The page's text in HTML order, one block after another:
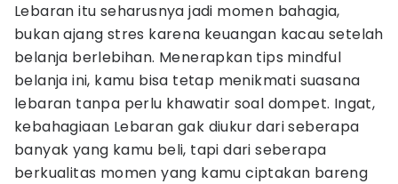
Lebaran itu seharusnya jadi momen bahagia,
bukan ajang stres karena keuangan kacau setelah
belanja berlebihan. Menerapkan tips mindful
belanja ini, kamu bisa tetap menikmati suasana
lebaran tanpa perlu khawatir soal dompet. Ingat,
kebahagiaan Lebaran gak diukur dari seberapa
banyak yang kamu beli, tapi dari seberapa
berkualitas momen yang kamu ciptakan bareng